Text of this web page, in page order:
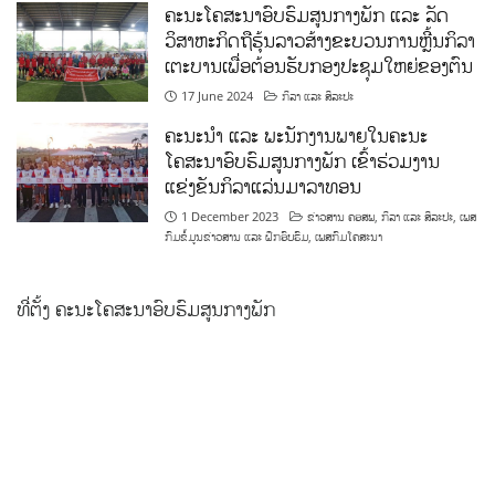
ຄະນະໂຄສະນາອົບຮົມສູນກາງພັກ ແລະ ລັດ
ວິສາຫະກິດຖືຮຸ້ນລາວສ້າງຂະບວນການຫຼີ້ນກິລາ
ເຕະບານເພື່ອຕ້ອນຮັບກອງປະຊຸມໃຫຍ່ຂອງຕົນ
17 June 2024 ກິລາ ແລະ ສິລະປະ
ຄະນະນຳ ແລະ ພະນັກງານພາຍໃນຄະນະ
ໂຄສະນາອົບຮົມສູນກາງພັກ ເຂົ້າຮ່ວມງານ
ແຂ່ງຂັນກິລາແລ່ນມາລາທອນ
1 December 2023 ຂ່າວສານ ຄອສພ,ກິລາ ແລະ ສິລະປະ,ເພສ
ກົມຂໍ້ມູນຂ່າວສານ ແລະ ຝຶກອົບຮົມ,ເພສກົມໂຄສະນາ
ທີ່ຕັ້ງ ຄະນະໂຄສະນາອົບຮົມສູນກາງພັກ